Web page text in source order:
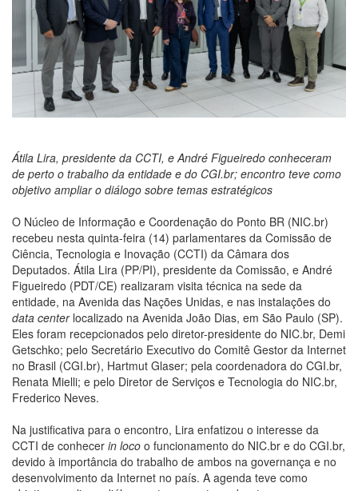
Átila Lira, presidente da CCTI, e André Figueiredo conheceram
de perto o trabalho da entidade e do CGI.br; encontro teve como
objetivo ampliar o diálogo sobre temas estratégicos
O Núcleo de Informação e Coordenação do Ponto BR (NIC.br)
recebeu nesta quinta-feira (14) parlamentares da Comissão de
Ciência, Tecnologia e Inovação (CCTI) da Câmara dos
Deputados. Átila Lira (PP/PI), presidente da Comissão, e André
Figueiredo (PDT/CE) realizaram visita técnica na sede da
entidade, na Avenida das Nações Unidas, e nas instalações do
data centerlocalizado na Avenida João Dias, em São Paulo (SP).
Eles foram recepcionados pelo diretor-presidente do NIC.br, Demi
Getschko; pelo Secretário Executivo do Comitê Gestor da Internet
no Brasil (CGI.br), Hartmut Glaser; pela coordenadora do CGI.br,
Renata Mielli; e pelo Diretor de Serviços e Tecnologia do NIC.br,
Frederico Neves.
Na justificativa para o encontro, Lira enfatizou o interesse da
CCTI de conhecer in loco o funcionamento do NIC.br e do CGI.br,
devido à importância do trabalho de ambos na governança e no
desenvolvimento da Internet no país. A agenda teve como